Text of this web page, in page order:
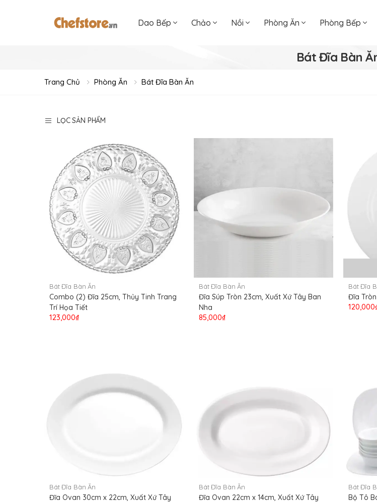
Dao Bếp Chảo Nồi Phòng Ăn Phòng Bếp
Bát Đĩa Bàn
Trang Chủ Phòng Ăn Bát Đĩa Bàn Ăn
LỌC SẢN PHẨM
Bát Đĩa Bàn Ăn
Combo (2) Đĩa 25cm, Thủy Tinh Trang
Trí Họa Tiết
123,000₫
Bát Đĩa Bàn Ăn
Đĩa Súp Tròn 23cm, Xuất Xứ Tây Ban
Nha
85,000₫
Bát Đĩa
Đĩa
Bát Đĩa Bàn Ăn
Đĩa Ovan 30cm x 22cm, Xuất Xứ Tây
Bát Đĩa Bàn Ăn
Đĩa Ovan 22cm x 14cm, Xuất Xứ Tây
Bát Đĩa
Bộ Tô